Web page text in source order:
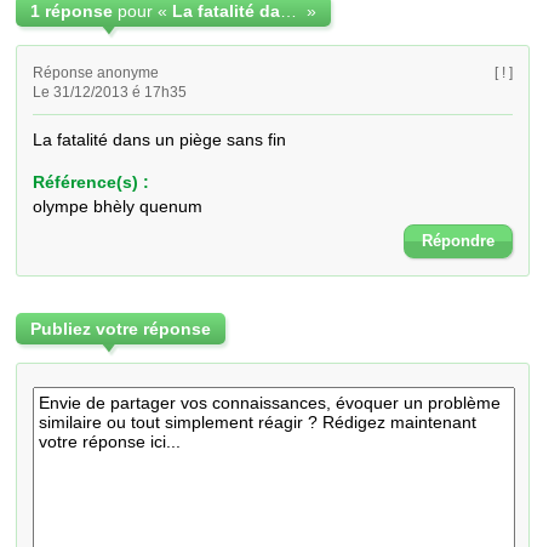
1 réponse pour « »
Réponse anonyme
Le 31/12/2013 é 17h35
[ ! ]
La fatalité dans un piège sans fin
Référence(s) :
olympe bhèly quenum
Répondre
Publiez votre réponse